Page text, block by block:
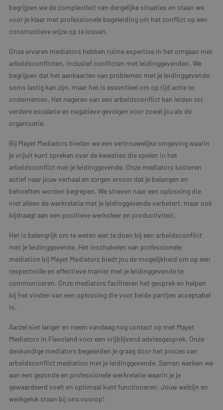
begrijpen we de complexiteit van dergelijke situaties en staan we
voor je klaar met professionele begeleiding om het conflict op een
constructieve wijze op te lossen.
Onze ervaren mediators hebben ruime expertise in het omgaan met
arbeidsconflicten, inclusief conflicten met leidinggevenden. We
begrijpen dat het aankaarten van problemen met je leidinggevende
soms lastig kan zijn, maar het is essentieel om op tijd actie te
ondernemen. Het negeren van een arbeidsconflict kan leiden tot
verdere escalatie en negatieve gevolgen voor zowel jou als de
organisatie.
Bij Mayet Mediators bieden we een vertrouwelijke omgeving waarin
je vrijuit kunt spreken over de kwesties die spelen in het
arbeidsconflict met je leidinggevende. Onze mediators luisteren
actief naar jouw verhaal en zorgen ervoor dat je belangen en
behoeften worden begrepen. We streven naar een oplossing die
niet alleen de werkrelatie met je leidinggevende verbetert, maar ook
bijdraagt aan een positieve werksfeer en productiviteit.
Het is belangrijk om te weten wat te doen bij een arbeidsconflict
met je leidinggevende. Het inschakelen van professionele
mediation bij Mayet Mediators biedt jou de mogelijkheid om op een
respectvolle en effectieve manier met je leidinggevende te
communiceren. Onze mediators faciliteren het gesprek en helpen
bij het vinden van een oplossing die voor beide partijen acceptabel
is.
Aarzel niet langer en neem vandaag nog contact op met Mayet
Mediators in Flevoland voor een vrijblijvend adviesgesprek. Onze
deskundige mediators begeleiden je graag door het proces van
arbeidsconflict mediation met je leidinggevende. Samen werken we
aan een gezonde en professionele werkrelatie waarin je je
gewaardeerd voelt en optimaal kunt functioneren. Jouw welzijn en
werkgeluk staan bij ons voorop!